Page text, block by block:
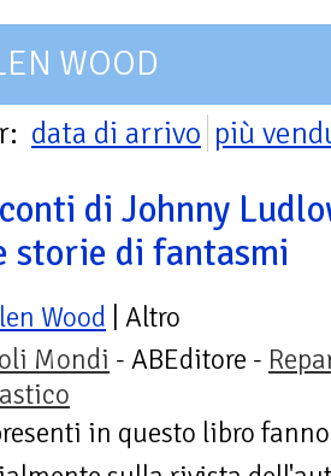
WOOD
data di arrivo più
di Johnny
storie di fantasmi
Wood | Altro
Mondi - ABEditore -
in questo libro